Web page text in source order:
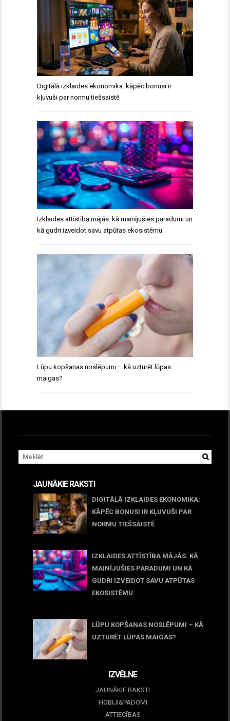
Digitālā izklaides ekonomika: kāpēc bonusi ir
kļuvuši par normu tiešsaistē
Izklaides attīstība mājās: kā mainījušies paradumi un
kā gudri izveidot savu atpūtas ekosistēmu
Lūpu kopšanas noslēpumi – kā uzturēt lūpas
maigas?
JAUNĀKIE RAKSTI
DIGITĀLĀ IZKLAIDES EKONOMIKA:
KĀPĒC BONUSI IR KĻUVUŠI PAR
NORMU TIEŠSAISTĒ
IZKLAIDES ATTĪSTĪBA MĀJĀS: KĀ
MAINĪJUŠIES PARADUMI UN KĀ
GUDRI IZVEIDOT SAVU ATPŪTAS
EKOSISTĒMU
LŪPU KOPŠANAS NOSLĒPUMI – KĀ
UZTURĒT LŪPAS MAIGAS?
IZVĒLNE
JAUNĀKIE RAKSTI
HOBIJI&PADOMI
ATTIECĪBAS